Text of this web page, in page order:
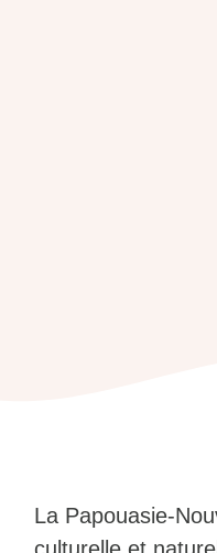
La Papouasie-